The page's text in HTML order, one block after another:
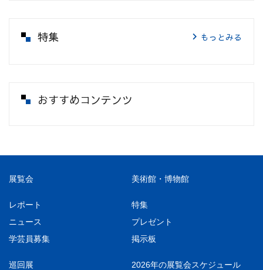
特集 もっとみる
おすすめコンテンツ
展覧会 美術館・博物館
レポート
特集
ニュース
プレゼント
学芸員募集
掲示板
巡回展 2026年の展覧会スケジュール